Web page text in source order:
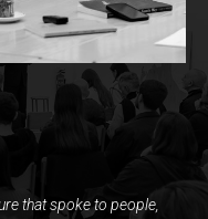
that spoke to people,